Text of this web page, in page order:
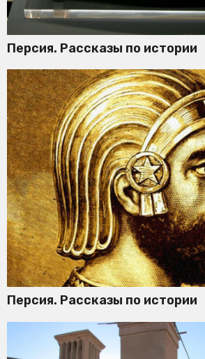
Персия. Рассказы по истории
Персия. Рассказы по истории